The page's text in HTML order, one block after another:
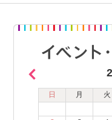
日 月 火